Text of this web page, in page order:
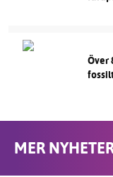
Över
MER